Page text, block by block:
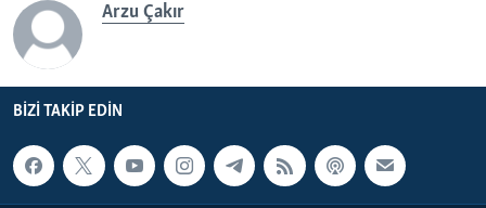
Arzu Çakır
BIZI TAKIP EDIN